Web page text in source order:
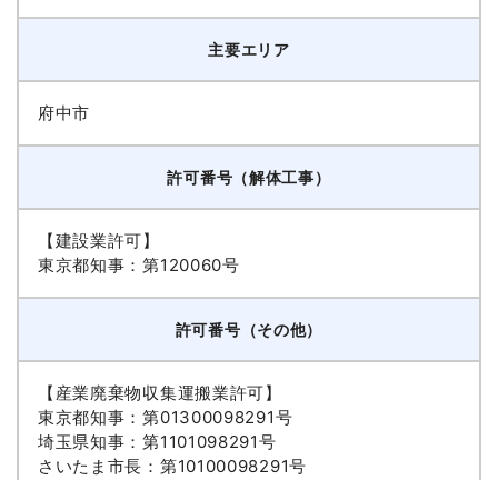
主要エリア
府中市
許可番号（解体工事）
【建設業許可】
東京都知事：第120060号
許可番号（その他）
【産業廃棄物収集運搬業許可】
東京都知事：第01300098291号
埼玉県知事：第1101098291号
さいたま市長：第10100098291号